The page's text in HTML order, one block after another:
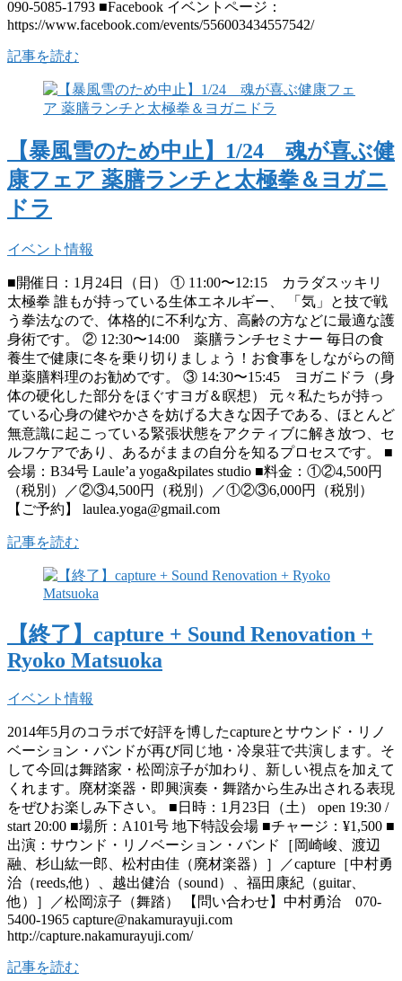
090-5085-1793 ■Facebook イベントページ：
https://www.facebook.com/events/556003434557542/
記事を読む
【暴風雪のため中止】1/24 魂が喜ぶ健
康フェア 薬膳ランチと太極拳＆ヨガニ
ドラ
イベント情報
■開催日：1月24日（日） ① 11:00〜12:15 カラダスッキリ
太極拳 誰もが持っている生体エネルギー、 「気」と技で戦
う拳法なので、体格的に不利な方、高齢の方などに最適な護
身術です。 ② 12:30〜14:00 薬膳ランチセミナー 毎日の食
養生で健康に冬を乗り切りましょう！お食事をしながらの簡
単薬膳料理のお勧めです。 ③ 14:30〜15:45 ヨガニドラ（身
体の硬化した部分をほぐすヨガ＆瞑想） 元々私たちが持っ
ている心身の健やかさを妨げる大きな因子である、ほとんど
無意識に起こっている緊張状態をアクティブに解き放つ、セ
ルフケアであり、あるがままの自分を知るプロセスです。 ■
会場：B34号 Laule’a yoga&pilates studio ■料金：①②4,500円
（税別）／②③4,500円（税別）／①②③6,000円（税別）
【ご予約】 laulea.yoga@gmail.com
記事を読む
【終了】capture + Sound Renovation +
Ryoko Matsuoka
イベント情報
2014年5月のコラボで好評を博したcaptureとサウンド・リノ
ベーション・バンドが再び同じ地・冷泉荘で共演します。そ
して今回は舞踏家・松岡涼子が加わり、新しい視点を加えて
くれます。廃材楽器・即興演奏・舞踏から生み出される表現
をぜひお楽しみ下さい。 ■日時：1月23日（土） open 19:30 /
start 20:00 ■場所：A101号 地下特設会場 ■チャージ：¥1,500 ■
出演：サウンド・リノベーション・バンド［岡崎峻、渡辺
融、杉山紘一郎、松村由佳（廃材楽器）］／capture［中村勇
治（reeds,他）、越出健治（sound）、福田康紀（guitar、
他）］／松岡涼子（舞踏） 【問い合わせ】中村勇治 070-
5400-1965 capture@nakamurayuji.com
http://capture.nakamurayuji.com/
記事を読む